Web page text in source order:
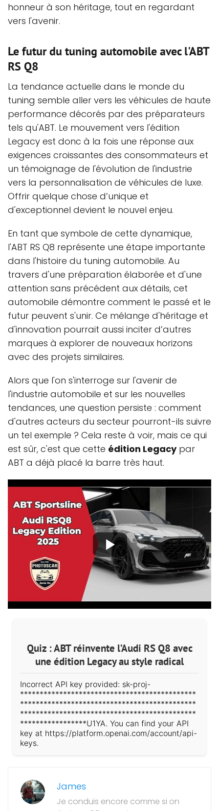
honneur à son héritage, tout en regardant
vers l'avenir.
Le futur du tuning automobile avec l'ABT
RS Q8
La tendance actuelle dans le monde du
tuning semble aller vers les véhicules de haute
performance décorés par des préparateurs
tels qu'ABT. Le mouvement vers l'édition
Legacy est donc à la fois une réponse aux
exigences croissantes des consommateurs et
un témoignage de l'évolution de l'industrie
vers la personnalisation de véhicules de luxe.
Offrir quelque chose d’unique et
d'exceptionnel devient le nouvel enjeu.
En tant que symbole de cette dynamique,
l'ABT RS Q8 représente une étape importante
dans l'histoire du tuning automobile. Au
travers d'une préparation élaborée et d'une
attention sans précédent aux détails, cet
automobile démontre comment le passé et le
futur peuvent s'unir. Ce mélange d'héritage et
d'innovation pourrait aussi inciter d’autres
marques à explorer de nouveaux horizons
avec des projets similaires.
Alors que l'on s'interroge sur l'avenir de
l'industrie automobile et sur les nouvelles
tendances, une question persiste : comment
d'autres acteurs du secteur pourront-ils suivre
un tel exemple ? Cela reste à voir, mais ce qui
est sûr, c'est que cette édition Legacypar
ABT a déjà placé la barre très haut.
Quiz : ABT réinvente l’Audi RS Q8 avec
une édition Legacy au style radical
Incorrect API key provided: sk-proj-
*********************************************
*********************************************
*********************************************
*****************U1YA. You can find your API
key at https://platform.openai.com/account/api-
keys.
James
Je conduis encore comme si on